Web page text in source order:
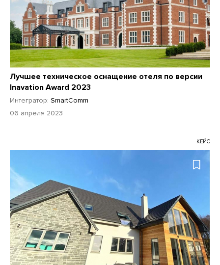
Лучшее техническое оснащение отеля по версии
Inavation Award 2023
Интегратор: SmartComm
06 апреля 2023
КЕЙС